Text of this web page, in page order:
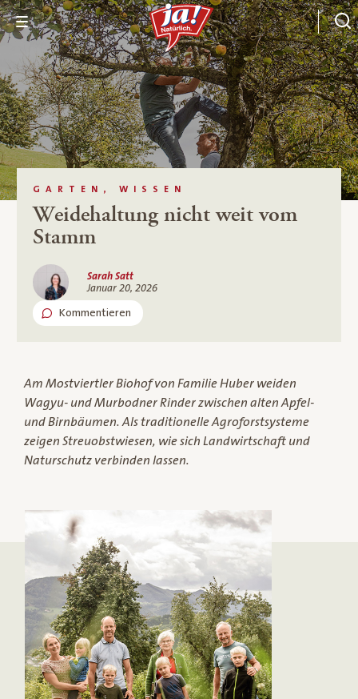
GARTEN, WISSEN
Weidehaltung nicht weit vom
Stamm
Sarah Satt
Januar 20, 2026
Kommentieren
Am Mostviertler Biohof von Familie Huber weiden
Wagyu- und Murbodner Rinder zwischen alten Apfel-
und Birnbäumen. Als traditionelle Agroforstsysteme
zeigen Streuobstwiesen, wie sich Landwirtschaft und
Naturschutz verbinden lassen.